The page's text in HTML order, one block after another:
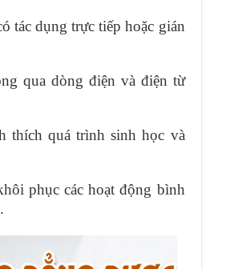
tác dụng trực tiếp hoặc gián
qua dòng điện và điện từ
thích quá trình sinh học và
phục các hoạt động bình